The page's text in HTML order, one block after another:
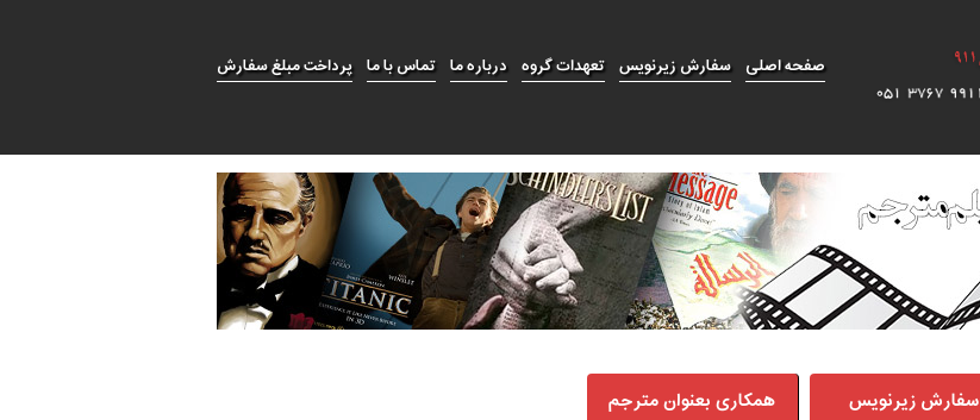
پرداخت مبلغ سفارش تماس با ما درباره ما تعهدات گروه سفارش زیرنویس صفحه اصلی
سفارش زیرنویس همکاری بعنوان مترجم